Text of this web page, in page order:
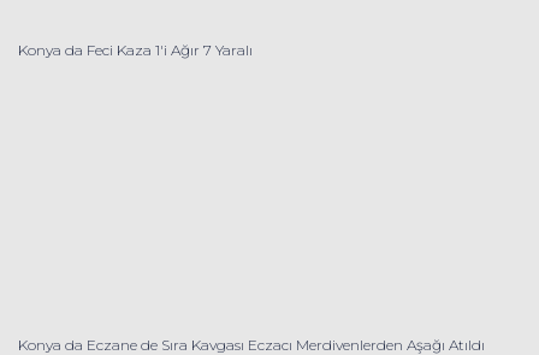
Konya da Feci Kaza 1'i Ağır 7 Yaralı
Konya da Eczane de Sıra Kavgası Eczacı Merdivenlerden Aşağı Atıldı